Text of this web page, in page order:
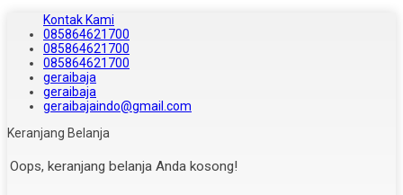
Kontak Kami
085864621700
085864621700
085864621700
geraibaja
geraibaja
geraibajaindo@gmail.com
Keranjang Belanja
Oops, keranjang belanja Anda kosong!